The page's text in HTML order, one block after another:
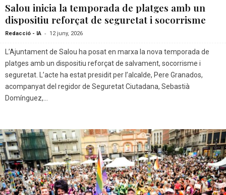
Salou inicia la temporada de platges amb un
dispositiu reforçat de seguretat i socorrisme
Redacció - IA - 12 juny, 2026
L’Ajuntament de Salou ha posat en marxa la nova temporada de
platges amb un dispositiu reforçat de salvament, socorrisme i
seguretat. L’acte ha estat presidit per l’alcalde, Pere Granados,
acompanyat del regidor de Seguretat Ciutadana, Sebastià
Domínguez,...